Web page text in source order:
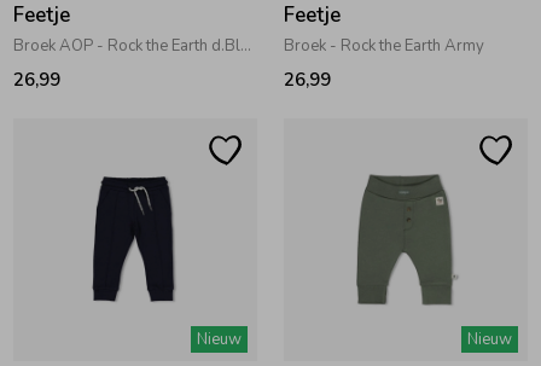
Feetje
Broek AOP - Rock the Earth d.Blauw
26,99
Feetje
Broek - Rock the Earth Army
26,99
Nieuw Nieuw